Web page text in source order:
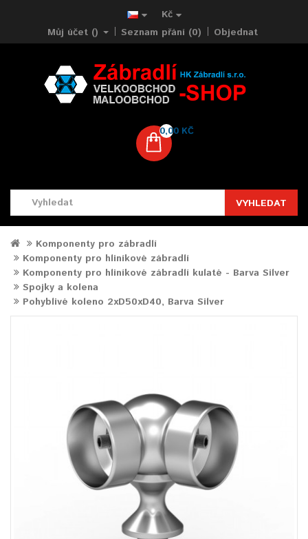
Kč
Můj účet ()
Seznam přání (0) Objednat
0,00 KČ
VYHLEDAT
Komponenty pro zábradlí
Komponenty pro hliníkové zábradlí
Komponenty pro hliníkové zábradlí kulaté - Barva Silver
Spojky a kolena
Pohyblivé koleno 2xD50xD40, Barva Silver